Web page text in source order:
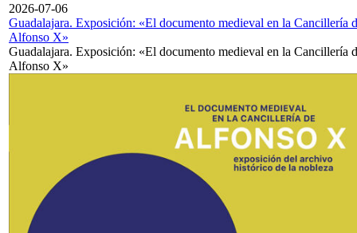
2026-07-06
Guadalajara. Exposición: «El documento medieval en la Cancillería
Alfonso X»
Guadalajara. Exposición: «El documento medieval en la Cancillería
Alfonso X»